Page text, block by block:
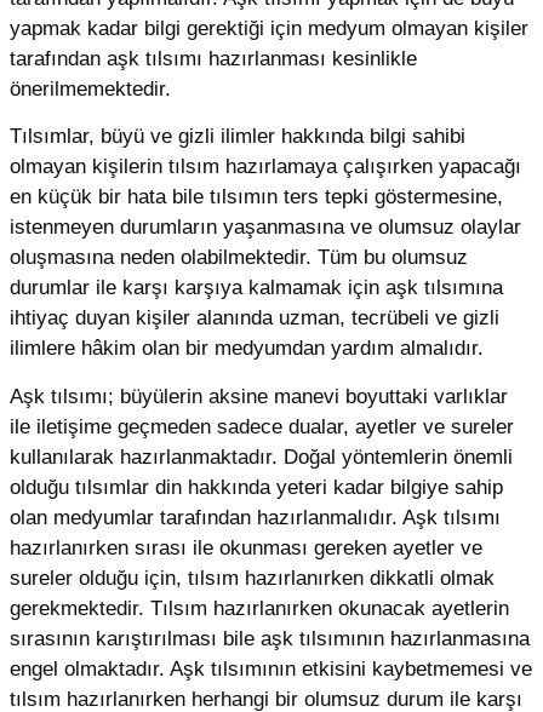
yapmak kadar bilgi gerektiği için medyum olmayan kişiler
tarafından aşk tılsımı hazırlanması kesinlikle
önerilmemektedir.
Tılsımlar, büyü ve gizli ilimler hakkında bilgi sahibi
olmayan kişilerin tılsım hazırlamaya çalışırken yapacağı
en küçük bir hata bile tılsımın ters tepki göstermesine,
istenmeyen durumların yaşanmasına ve olumsuz olaylar
oluşmasına neden olabilmektedir. Tüm bu olumsuz
durumlar ile karşı karşıya kalmamak için aşk tılsımına
ihtiyaç duyan kişiler alanında uzman, tecrübeli ve gizli
ilimlere hâkim olan bir medyumdan yardım almalıdır.
Aşk tılsımı; büyülerin aksine manevi boyuttaki varlıklar
ile iletişime geçmeden sadece dualar, ayetler ve sureler
kullanılarak hazırlanmaktadır. Doğal yöntemlerin önemli
olduğu tılsımlar din hakkında yeteri kadar bilgiye sahip
olan medyumlar tarafından hazırlanmalıdır. Aşk tılsımı
hazırlanırken sırası ile okunması gereken ayetler ve
sureler olduğu için, tılsım hazırlanırken dikkatli olmak
gerekmektedir. Tılsım hazırlanırken okunacak ayetlerin
sırasının karıştırılması bile aşk tılsımının hazırlanmasına
engel olmaktadır. Aşk tılsımının etkisini kaybetmemesi ve
tılsım hazırlanırken herhangi bir olumsuz durum ile karşı